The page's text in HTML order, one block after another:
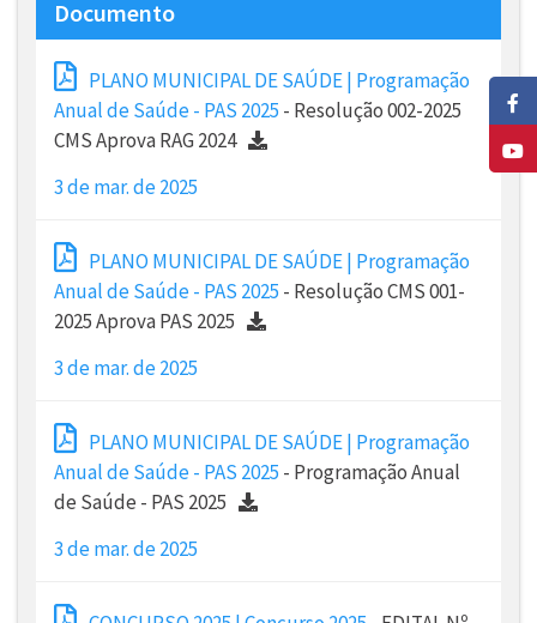
Documento
PLANO MUNICIPAL DE SAÚDE | Programação
Anual de Saúde - PAS 2025 - Resolução 002-2025
CMS Aprova RAG 2024
3 de mar. de 2025
PLANO MUNICIPAL DE SAÚDE | Programação
Anual de Saúde - PAS 2025 - Resolução CMS 001-
2025 Aprova PAS 2025
3 de mar. de 2025
PLANO MUNICIPAL DE SAÚDE | Programação
Anual de Saúde - PAS 2025 - Programação Anual
de Saúde - PAS 2025
3 de mar. de 2025